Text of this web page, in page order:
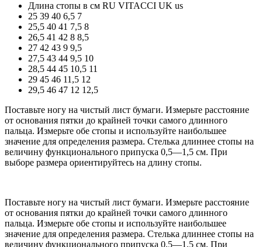
Длина стопы в см RU VITACCI UK us
25 39 40 6,5 7
25,5 40 41 7,5 8
26,5 41 42 8 8,5
27 42 43 9 9,5
27,5 43 44 9,5 10
28,5 44 45 10,5 11
29 45 46 11,5 12
29,5 46 47 12 12,5
Поставьте ногу на чистый лист бумаги. Измерьте расстояние
от основания пятки до крайней точки самого длинного
пальца. Измерьте обе стопы и используйте наибольшее
значение для определения размера. Стелька длиннее стопы на
величину функционального припуска 0,5—1,5 см. При
выборе размера ориентируйтесь на длину стопы.
Поставьте ногу на чистый лист бумаги. Измерьте расстояние
от основания пятки до крайней точки самого длинного
пальца. Измерьте обе стопы и используйте наибольшее
значение для определения размера. Стелька длиннее стопы на
величину функционального припуска 0,5—1,5 см. При